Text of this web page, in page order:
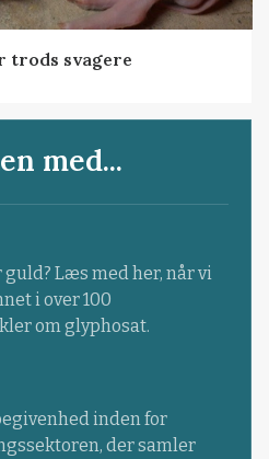
trods svagere
med...
Læs med her, når vi
i over 100
om glyphosat.
inden for
der samler